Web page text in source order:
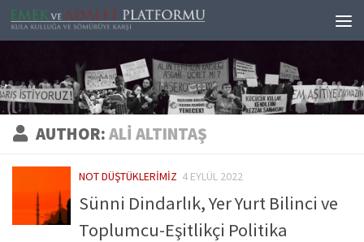
Skip to content
AUTHOR:ALI ALTINTAŞ
NOT DÜŞTÜKLERIMIZ 4 EYLÜL 2022
Sünni Dindarlık, Yer Yurt Bilinci ve
Toplumcu-Eşitlikçi Politika